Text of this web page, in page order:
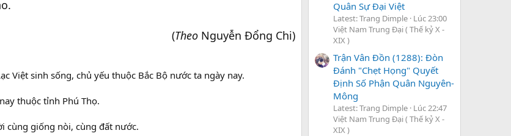
(Theo Nguyễn Đổng Chi)
Việt sinh sống, chủ yếu thuộc Bắc Bộ nước ta ngày nay.
thuộc tỉnh Phú Thọ.
cùng giống nòi, cùng đất nước.
Quân Sự Đại Việt
Latest: Trang Dimple Lúc 23:00
Việt Nam Trung Đại ( Thế kỷ X -
XIX )
Trận Vân Đồn (1288): Đòn
Đánh "Chẹt Họng" Quyết
Định Số Phận Quân Nguyên-
Mông
Latest: Trang Dimple Lúc 22:47
Việt Nam Trung Đại ( Thế kỷ X -
XIX )